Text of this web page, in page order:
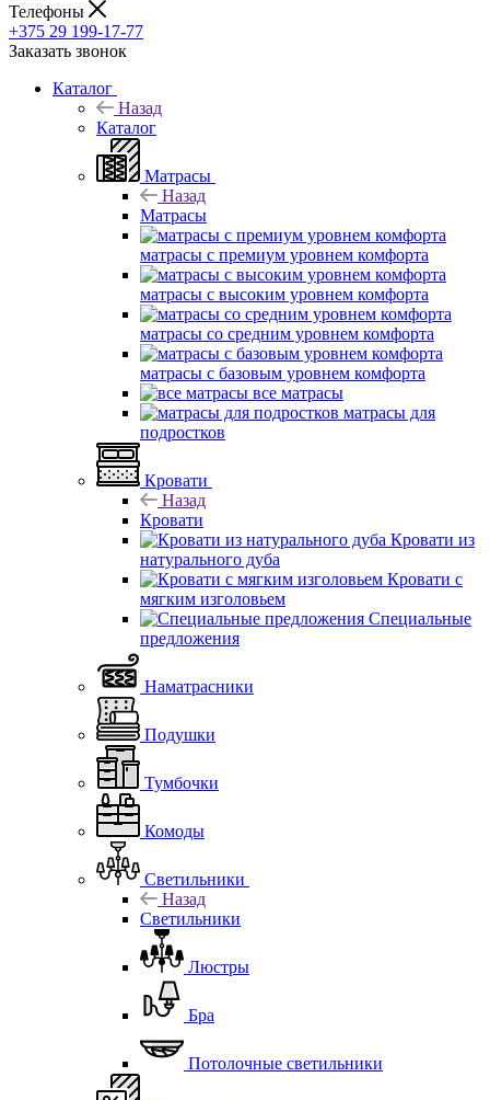
Телефоны
+375 29 199-17-77
Заказать звонок
Каталог
Назад
Каталог
Матрасы
Назад
Матрасы
матрасы с премиум уровнем комфорта
матрасы с высоким уровнем комфорта
матрасы со средним уровнем комфорта
матрасы с базовым уровнем комфорта
все матрасы
матрасы для
подростков
Кровати
Назад
Кровати
Кровати из
натурального дуба
Кровати с
мягким изголовьем
Специальные
предложения
Наматрасники
Подушки
Тумбочки
Комоды
Светильники
Назад
Светильники
Люстры
Бра
Потолочные светильники